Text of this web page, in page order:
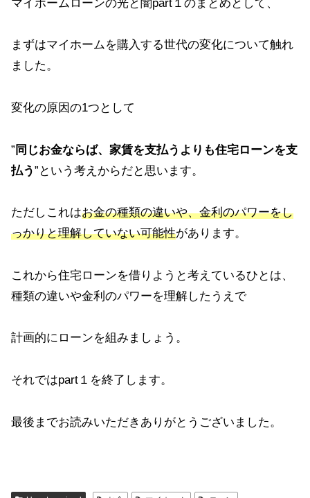
マイホームローンの光と闇part１のまとめとして、
まずはマイホームを購入する世代の変化について触れ
ました。
変化の原因の1つとして
” 同じお金ならば、家賃を支払うよりも住宅ローンを支
払う”という考えからだと思います。
ただしこれはお金の種類の違いや、金利のパワーをし
っかりと理解していない可能性があります。
これから住宅ローンを借りようと考えているひとは、
種類の違いや金利のパワーを理解したうえで
計画的にローンを組みましょう。
それではpart１を終了します。
最後までお読みいただきありがとうございました。